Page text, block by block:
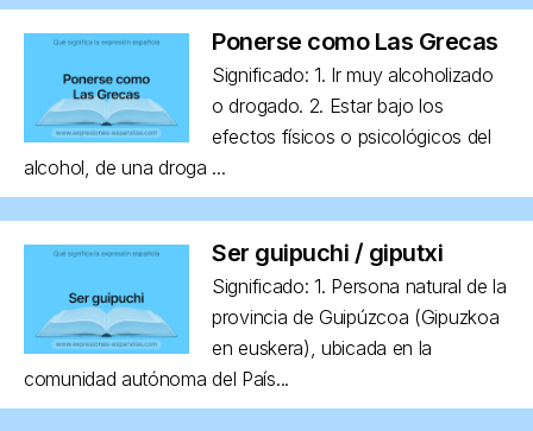
Ponerse como Las Grecas
Significado: 1. Ir muy alcoholizado
o drogado. 2. Estar bajo los
efectos físicos o psicológicos del
alcohol, de una droga ...
Ser guipuchi / giputxi
Significado: 1. Persona natural de la
provincia de Guipúzcoa (Gipuzkoa
en euskera), ubicada en la
comunidad autónoma del País...